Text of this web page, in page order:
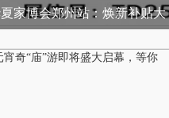
家博会郑州站：焕新补贴大
，家装